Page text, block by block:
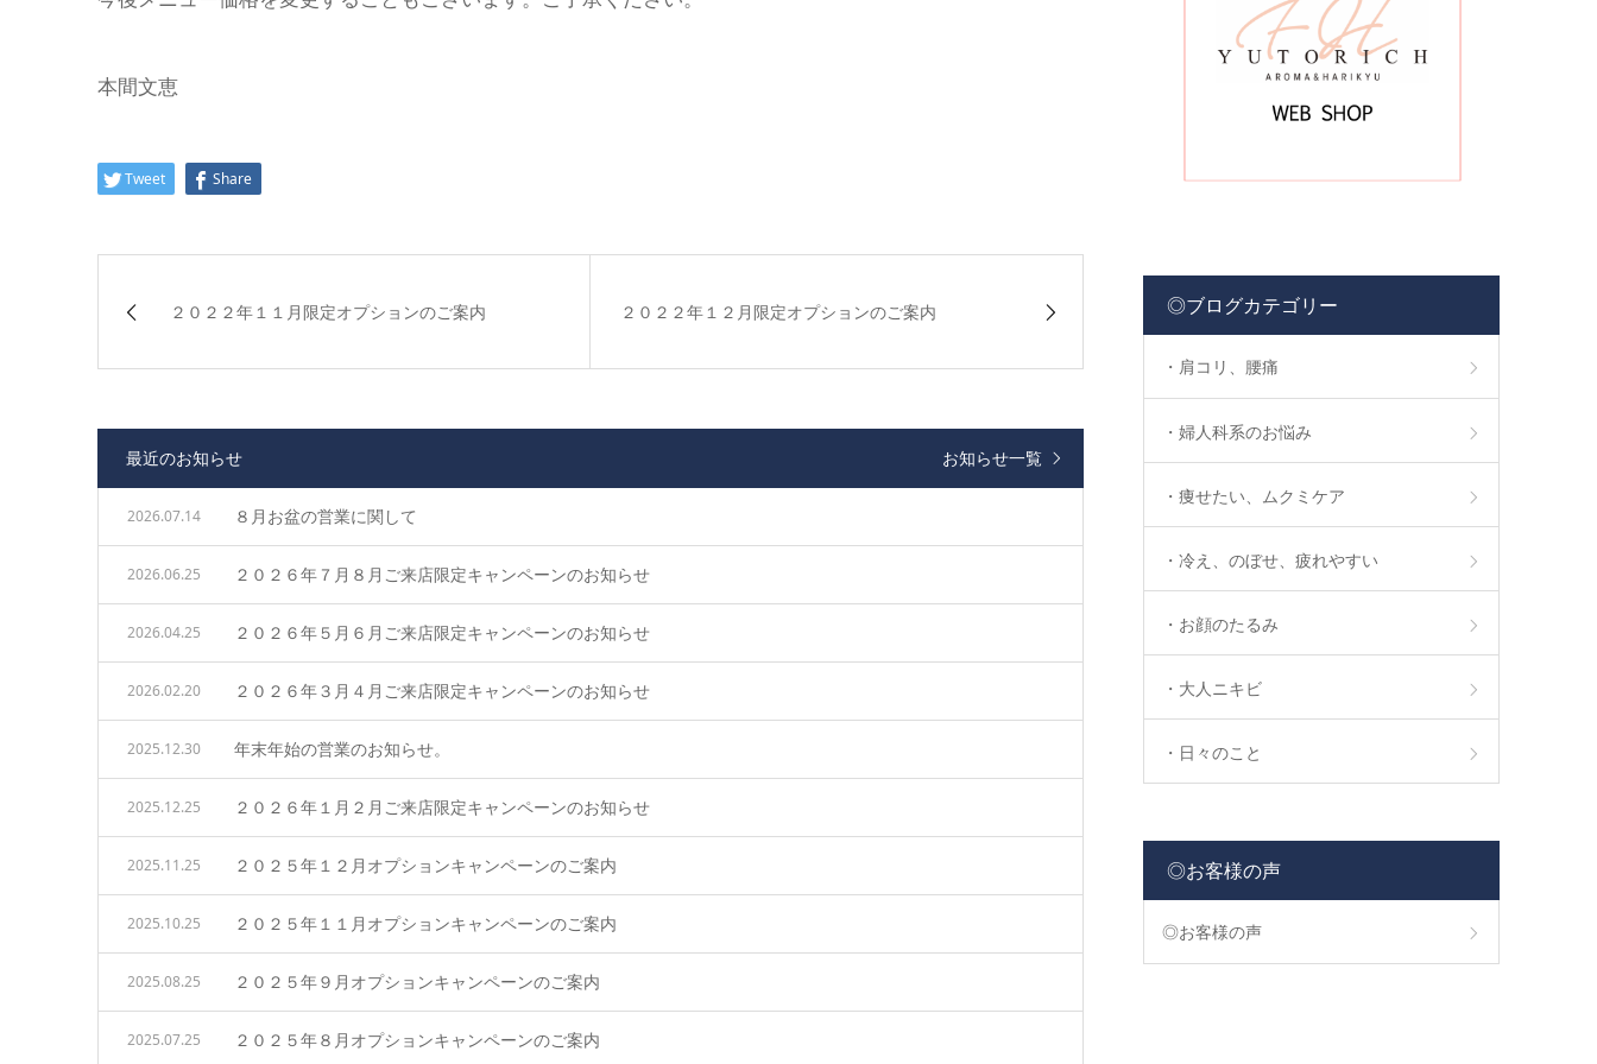
本間文恵
Tweet Share
２０２２年１１月限定オプションのご案内 ２０２２年１２月限定オプションのご案内
最近のお知らせ お知らせ一覧
８月お盆の営業に関して
2026.07.14
２０２６年７月８月ご来店限定キャンペーンのお知らせ
2026.06.25
２０２６年５月６月ご来店限定キャンペーンのお知らせ
2026.04.25
２０２６年３月４月ご来店限定キャンペーンのお知らせ
2026.02.20
年末年始の営業のお知らせ。
2025.12.30
２０２６年１月２月ご来店限定キャンペーンのお知らせ
2025.12.25
２０２５年１２月オプションキャンペーンのご案内
2025.11.25
２０２５年１１月オプションキャンペーンのご案内
2025.10.25
２０２５年９月オプションキャンペーンのご案内
2025.08.25
２０２５年８月オプションキャンペーンのご案内
2025.07.25
◎ブログカテゴリー
・肩コリ、腰痛
・婦人科系のお悩み
・痩せたい、ムクミケア
・冷え、のぼせ、疲れやすい
・お顔のたるみ
・大人ニキビ
・日々のこと
◎お客様の声
◎お客様の声